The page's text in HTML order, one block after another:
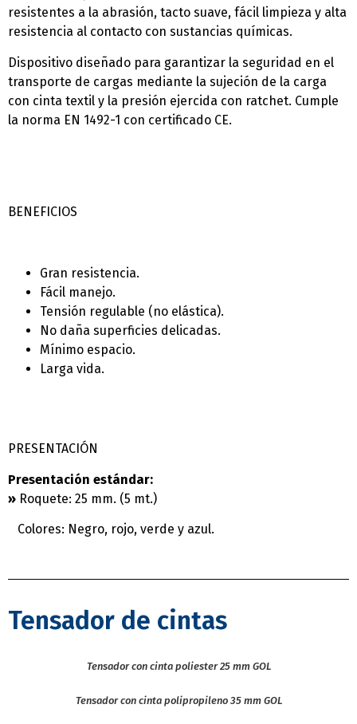
resistentes a la abrasión, tacto suave, fácil limpieza y alta
resistencia al contacto con sustancias químicas.
Dispositivo diseñado para garantizar la seguridad en el
transporte de cargas mediante la sujeción de la carga
con cinta textil y la presión ejercida con ratchet. Cumple
la norma EN 1492-1 con certificado CE.
BENEFICIOS
Gran resistencia.
Fácil manejo.
Tensión regulable (no elástica).
No daña superficies delicadas.
Mí­nimo espacio.
Larga vida.
PRESENTACIÓN
Presentación estándar:
» Roquete: 25 mm. (5 mt.)
Colores: Negro, rojo, verde y azul.
Tensador de cintas
Tensador con cinta poliester 25 mm GOL
Tensador con cinta polipropileno 35 mm GOL